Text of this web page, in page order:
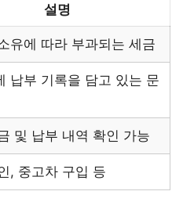
설명
유에 따라 부과되는 세금
납부 기록을 담고 있는 문
및 납부 내역 확인 가능
, 중고차 구입 등